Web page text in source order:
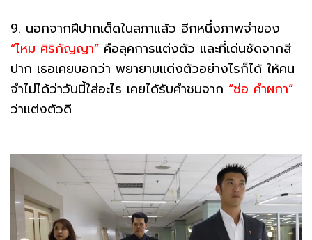
9. นอกจากฝีปากเด็ดในสภาแล้ว อีกหนึ่งภาพจำของ
“ไหม ศิริกัญญา” คือลุคการแต่งตัว และที่เด่นชัดจากสี
ปาก เธอเคยบอกว่า พยายามแต่งตัวอย่างไรก็ได้ ให้คน
จำไม่ได้ว่าวันนี้ใส่อะไร เคยได้รับคำชมจาก “ช่อ คำผกา”
ว่าแต่งตัวดี